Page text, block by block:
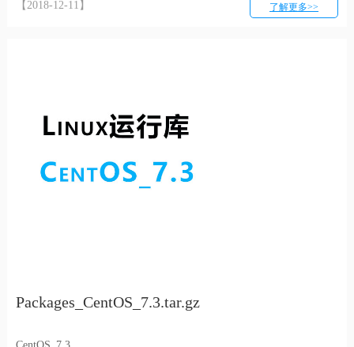
【2018-12-11】 了解更多>>
Packages_CentOS_7.3.tar.gz